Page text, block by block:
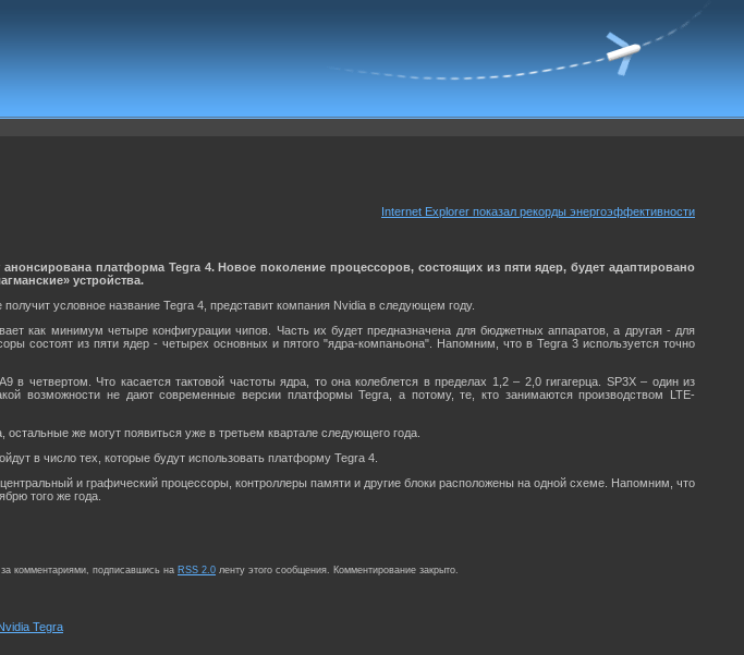
Internet Explorer показал рекорды энергоэффективности
анонсирована платформа Tegra 4. Новое поколение процессоров, состоящих из пяти ядер, будет адаптировано
устройства.
получит условное название Tegra 4, представит компания Nvidia в следующем году.
как минимум четыре конфигурации чипов. Часть их будет предназначена для бюджетных аппаратов, а другая - для
состоят из пяти ядер - четырех основных и пятого "ядра-компаньона". Напомним, что в Tegra 3 используется точно
четвертом. Что касается тактовой частоты ядра, то она колеблется в пределах 1,2 – 2,0 гигагерца. SP3X – один из
возможности не дают современные версии платформы Tegra, а потому, те, кто занимаются производством LTE-
же могут появиться уже в третьем квартале следующего года.
в число тех, которые будут использовать платформу Tegra 4.
и графический процессоры, контроллеры памяти и другие блоки расположены на одной схеме. Напомним, что
того же года.
комментариями, подписавшись на RSS 2.0 ленту этого сообщения. Комментирование закрыто.
Tegra